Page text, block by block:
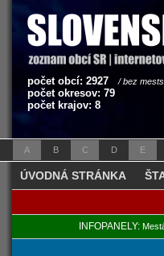
počet obcí: 2927 / bez
počet okresov: 79
počet krajov: 8
A B C D E
ÚVODNÁ STRÁNKA
INFOPANELY: